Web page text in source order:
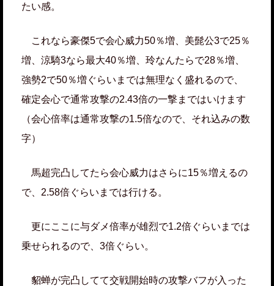
たい感。
これなら豪傑5で会心威力50％増、美髭公3で25％
増、涼騎3なら最大40％増、玲なんたらで28％増、
強勢2で50％増ぐらいまでは無理なく盛れるので、
確定会心で通常攻撃の2.43倍の一撃まではいけます
（会心倍率は通常攻撃の1.5倍なので、それ込みの数
字）
馬超完凸してたら会心威力はさらに15％増えるの
で、2.58倍ぐらいまでは行ける。
更にここに与ダメ倍率が雄烈で1.2倍ぐらいまでは
乗せられるので、3倍ぐらい。
貂蝉が完凸してて交戦開始時の攻撃バフが入った